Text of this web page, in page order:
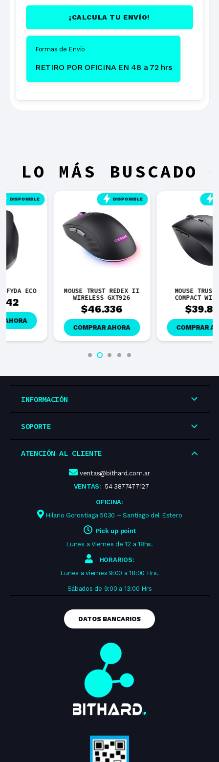
¡CALCULA TU ENVÍO!
Formas de Envío
RETIRO POR OFICINA EN 48 a 72 hrs
LO MÁS BUSCADO
DISPONIBLE
MOUSE TRUST REDEX II
WIRELESS GXT926
COMPRAR AHORA
DISPONIBLE
MOUSE TRUST OZAA
COMPACT WIRELESS
COMPRAR AHORA
INFORMACIÓN
SOPORTE
ATENCIÓN AL CLIENTE
ventas@bithard.com.ar
VENTAS: 54 3877477127
OFICINA:
Hilario Gorostiaga 5030 – Santiago del Estero
Pick up point
Lunes a Viernes de 12 a 18hs.
HORARIOS:
Lunes a viernes 9:00 a 18:00 Hrs.
Sábados de 9:00 a 13:00 Hrs
DATOS BANCARIOS